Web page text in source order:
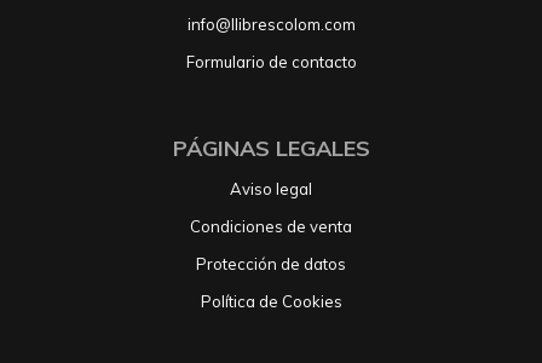
info@llibrescolom.com
Formulario de contacto
PÁGINAS LEGALES
Aviso legal
Condiciones de venta
Protección de datos
Política de Cookies